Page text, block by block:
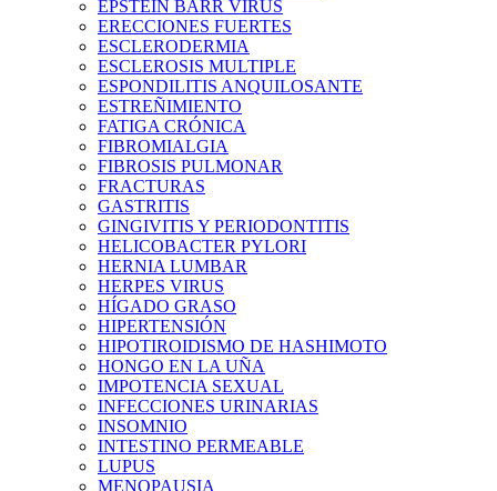
EPSTEIN BARR VIRUS
ERECCIONES FUERTES
ESCLERODERMIA
ESCLEROSIS MULTIPLE
ESPONDILITIS ANQUILOSANTE
ESTREÑIMIENTO
FATIGA CRÓNICA
FIBROMIALGIA
FIBROSIS PULMONAR
FRACTURAS
GASTRITIS
GINGIVITIS Y PERIODONTITIS
HELICOBACTER PYLORI
HERNIA LUMBAR
HERPES VIRUS
HÍGADO GRASO
HIPERTENSIÓN
HIPOTIROIDISMO DE HASHIMOTO
HONGO EN LA UÑA
IMPOTENCIA SEXUAL
INFECCIONES URINARIAS
INSOMNIO
INTESTINO PERMEABLE
LUPUS
MENOPAUSIA